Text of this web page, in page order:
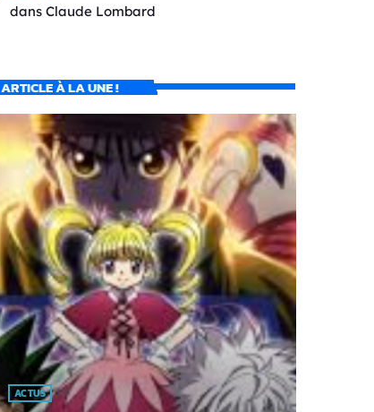
dans Claude Lombard
ARTICLE À LA UNE !
ACTUS